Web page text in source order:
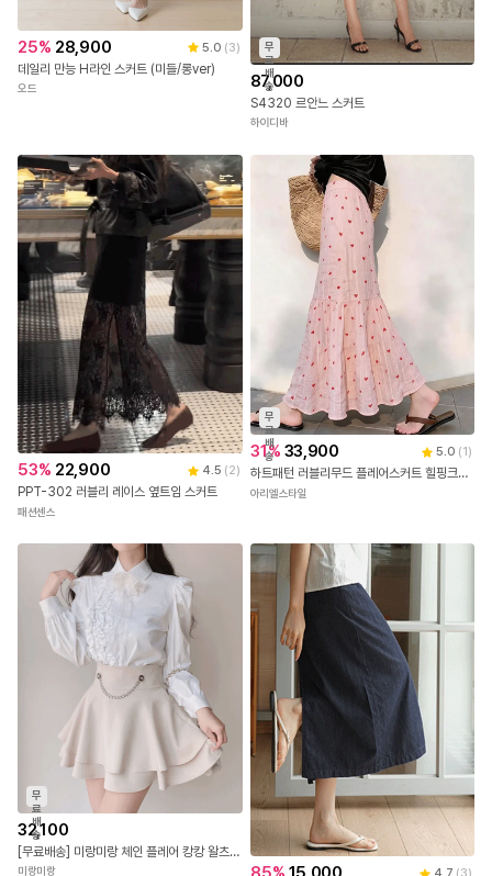
25% 28,900 5.0 (3)
데일리 만능 H라인 스커트 (미들/롱ver)
오드
무
료
배
송
87,000
S4320 르안느 스커트
하이디바
53% 22,900 4.5 (2)
PPT-302 러블리 레이스 옆트임 스커트
패션센스
무
료
배
송
31% 33,900 5.0 (1 )
하트패턴 러블리무드 플레어스커트 힐핑크롱스커트
아리엘스타일
무
료
배
송
32,100
[무료배송] 미랑미랑 체인 플레어 캉캉 왈츠 미니스커트
미랑미랑